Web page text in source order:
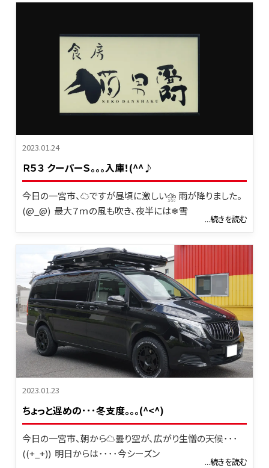
2023.01.24
Ｒ５３ クーパーＳ｡｡｡入庫！(^^♪
今日の一宮市、☁ですが昼頃に激しい⛈ 雨が降りました。
(@_@) 最大７ｍの風も吹き、夜半には❄雪
...続きを読む
2023.01.23
ちょっと遅めの･･･冬支度。。。(^<^)
今日の一宮市、朝から☁曇り空が、広がり生憎の天候･･･
((+_+)) 明日からは････今シーズン
...続きを読む